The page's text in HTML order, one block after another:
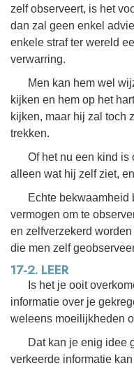
zelf observeert, is het
dan zal geen enkel
enkele straf ter wereld
verwarring.
Men kan hem wel
kijken en hem op het
kijken, maar hij zal toch
trekken.
Of het nu een kind is
alleen wat hij zelf ziet,
Echte bekwaamheid
vermogen om te
en zelfverzekerd
die men zelf
17-2. LEER
Is het je ooit
informatie over je
weleens moeilijkheden
Dat kan je enig idee
verkeerde informatie